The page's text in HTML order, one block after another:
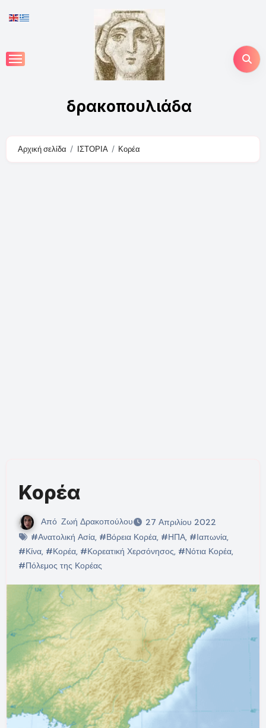
to
δρακοπουλιάδα
Αρχική σελίδα ΙΣΤΟΡΙΑ Κορέα
Κορέα
Από Ζωή Δρακοπούλου
27 Απριλίου 2022
#Ανατολική Ασία, #Βόρεια Κορέα, #ΗΠΑ, #Ιαπωνία,
#Κίνα, #Κορέα, #Κορεατική Χερσόνησος, #Νότια Κορέα,
#Πόλεμος της Κορέας